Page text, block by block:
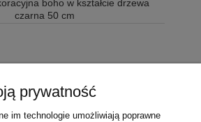
boho w kształcie drzewa
czarna 50 cm
prywatność
im technologie umożliwiają poprawne